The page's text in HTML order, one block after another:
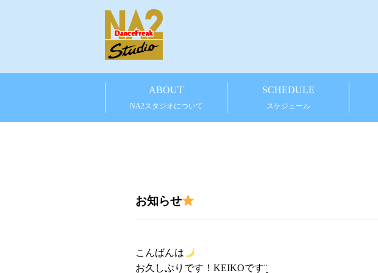
ABOUT
NA2スタジオについて
SCHEDULE
スケジュール
お知らせ
こんばんは
お久しぶりです！KEIKOです¨̮